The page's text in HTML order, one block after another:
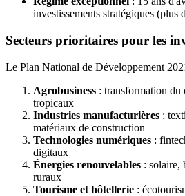
investissements stratégiques
Secteurs prioritaires pour les
Le Plan National de Développement
Agrobusiness : transformation du
tropicaux
Industries manufacturières :
matériaux de construction
Technologies numériques :
digitaux
Énergies renouvelables : solaire,
ruraux
Tourisme et hôtellerie :